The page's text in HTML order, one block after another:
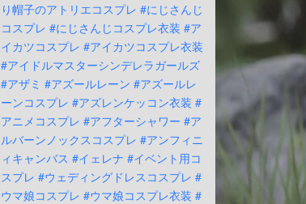
り帽子のアトリエコスプレ #にじさんじ
コスプレ #にじさんじコスプレ衣装 #ア
イカツコスプレ #アイカツコスプレ衣装
#アイドルマスターシンデレラガールズ
#アザミ #アズールレーン #アズールレ
ーンコスプレ #アズレンケッコン衣装 #
アニメコスプレ #アフターシャワー #ア
ルバーンノックスコスプレ #アンフィニ
ィキャンバス #イェレナ #イベント用コ
スプレ #ウェディングドレスコスプレ #
ウマ娘コスプレ #ウマ娘コスプレ衣装 #